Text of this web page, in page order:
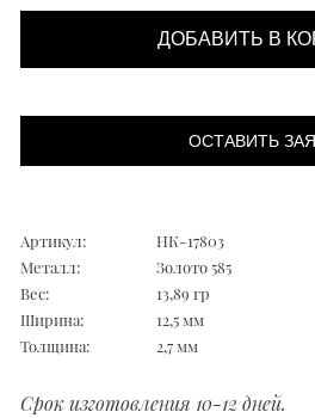
ДОБАВИТЬ В
ОСТАВИТЬ
Артикул:
НК-17803
Металл:
Золото 585
Вес:
13,89 гр
Ширина:
12,5 мм
Толщина:
2,7 мм
Срок изготовления 10-12 дней.